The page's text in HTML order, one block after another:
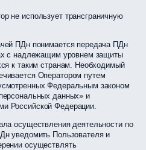
не использует трансграничную
ПДн понимается передача ПДн
с надлежащим уровнем защиты
к таким странам. Необходимый
Оператором путем
Федеральным законом
данных» и
Российской Федерации.
осуществления деятельности по
уведомить Пользователя и
осуществлять